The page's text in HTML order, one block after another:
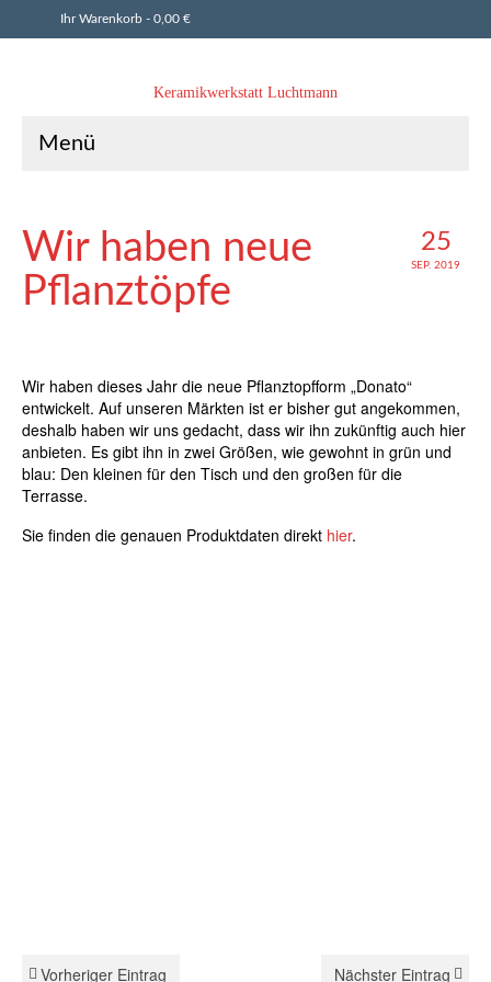
Ihr Warenkorb - 0,00 €
Keramikwerkstatt Luchtmann
Menü
25
SEP. 2019
Wir haben neue
Pflanztöpfe
Wir haben dieses Jahr die neue Pflanztopfform „Donato“
entwickelt. Auf unseren Märkten ist er bisher gut angekommen,
deshalb haben wir uns gedacht, dass wir ihn zukünftig auch hier
anbieten. Es gibt ihn in zwei Größen, wie gewohnt in grün und
blau: Den kleinen für den Tisch und den großen für die
Terrasse.
Sie finden die genauen Produktdaten direkt hier.
Vorheriger Eintrag Nächster Eintrag